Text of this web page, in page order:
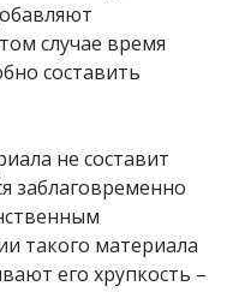
случае время
составить
не составит
заблаговременно
такого материала
его хрупкость –